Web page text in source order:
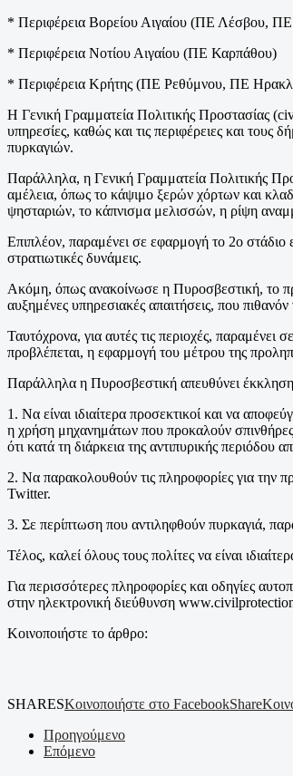
* Περιφέρεια Βορείου Αιγαίου (ΠΕ Λέσβου,
* Περιφέρεια Νοτίου Αιγαίου (ΠΕ Καρπάθου)
* Περιφέρεια Κρήτης (ΠΕ Ρεθύμνου, ΠΕ
Η Γενική Γραμματεία Πολιτικής Προστασίας
υπηρεσίες, καθώς και τις περιφέρειες και
πυρκαγιών.
Παράλληλα, η Γενική Γραμματεία Πολιτικής
αμέλεια, όπως το κάψιμο ξερών χόρτων και
ψησταριών, το κάπνισμα μελισσών, η ρίψη
Επιπλέον, παραμένει σε εφαρμογή το 2ο στάδιο
στρατιωτικές δυνάμεις.
Ακόμη, όπως ανακοίνωσε η Πυροσβεστική, το
αυξημένες υπηρεσιακές απαιτήσεις, που
Ταυτόχρονα, για αυτές τις περιοχές,
προβλέπεται, η εφαρμογή του μέτρου της
Παράλληλα η Πυροσβεστική απευθύνει έκκληση
1. Να είναι ιδιαίτερα προσεκτικοί και να
η χρήση μηχανημάτων που προκαλούν
ότι κατά τη διάρκεια της αντιπυρικής περιόδου
2. Να παρακολουθούν τις πληροφορίες για την
Twitter.
3. Σε περίπτωση που αντιληφθούν πυρκαγιά,
Τέλος, καλεί όλους τους πολίτες να είναι
Για περισσότερες πληροφορίες και οδηγίες
στην ηλεκτρονική διεύθυνση
Κοινοποιήστε το άρθρο:
SHARESΚοινοποιήστε στο FacebookShare
Προηγούμενο
Επόμενο